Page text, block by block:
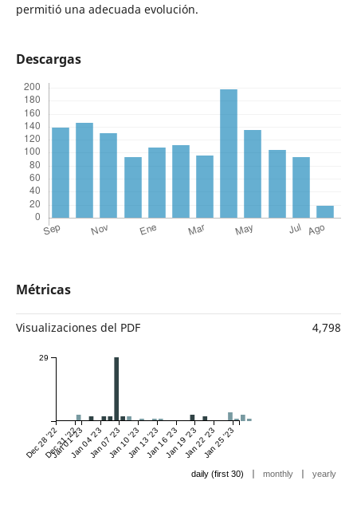
permitió una adecuada evolución.
Descargas
Métricas
Visualizaciones del PDF 4,798
Dec 28 '22Dec 31 '22
Jan 01 '23Jan 04 '23Jan 07 '23Jan 10 '23Jan 13 '23Jan 16 '23Jan 19 '23Jan 22 '23Jan 25 '23
29
daily (first 30) | monthly | yearly